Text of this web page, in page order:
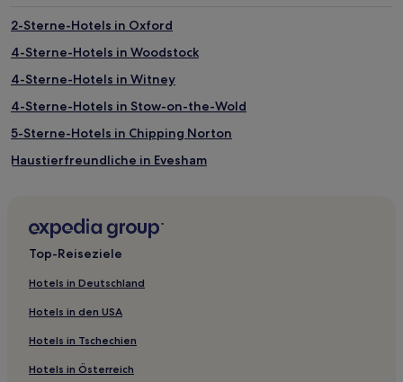
gefunden
Preise
Verfügbarkeiten
können
ändern.
können
2-Sterne-Hotels in Oxford
4-Sterne-Hotels in Woodstock
4-Sterne-Hotels in Witney
4-Sterne-Hotels in Stow-on-the-Wold
5-Sterne-Hotels in Chipping Norton
Haustierfreundliche in Evesham
Golf in Oxfordshire
Haustierfreundliche in Henley-on-Thames
Günstige in Henley-on-Thames
Hotels mit inbegriffenem Frühstück in Abingdon
Top-Reiseziele
Hotels in Deutschland
Hotels in den USA
Hotels in Tschechien
Hotels in Österreich